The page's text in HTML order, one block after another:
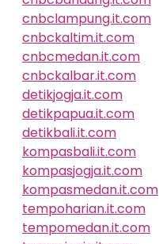
cnbclampung.it.com
cnbckaltim.it.com
cnbcmedan.it.com
cnbckalbar.it.com
detikjogja.it.com
detikpapua.it.com
detikbali.it.com
kompasbali.it.com
kompasjogja.it.com
kompasmedan.it.com
tempoharian.it.com
tempomedan.it.com